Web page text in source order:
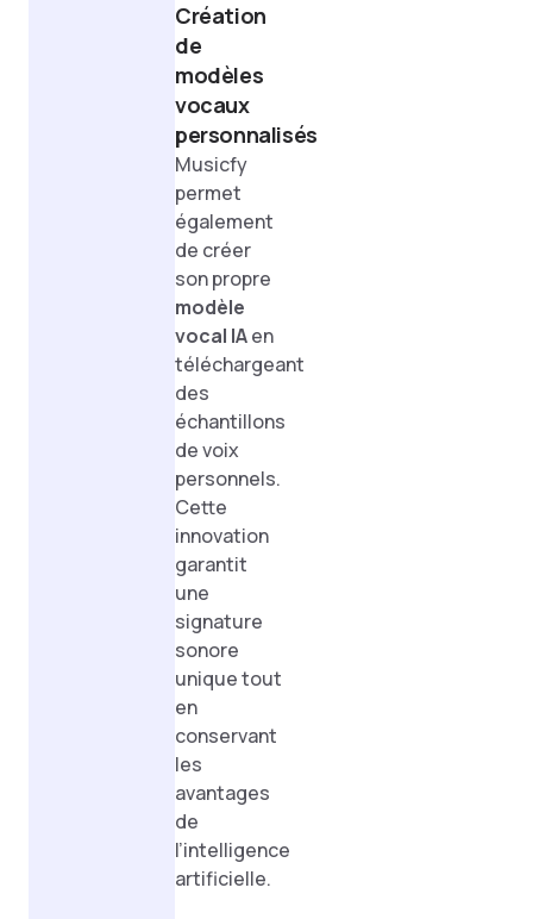
Création
de
modèles
vocaux
personnalisés
Musicfy
permet
également
de créer
son propre
modèle
vocal IAen
téléchargeant
des
échantillons
de voix
personnels.
Cette
innovation
garantit
une
signature
sonore
unique tout
en
conservant
les
avantages
de
l’intelligence
artificielle.